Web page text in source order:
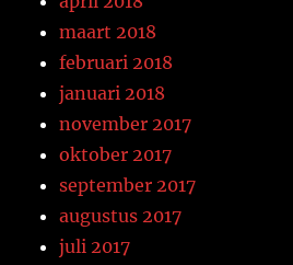
maart 2018
februari 2018
januari 2018
november 2017
oktober 2017
september 2017
augustus 2017
juli 2017